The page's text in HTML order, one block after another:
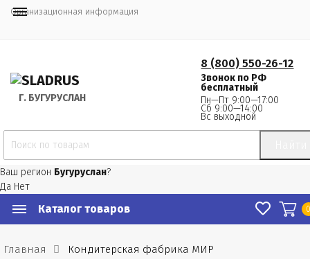
Организационная информация
Г. БУГУРУСЛАН
8 (800) 550-26-12
Звонок по РФ
бесплатный
Пн—Пт 9:00—17:00
Сб 9:00—14:00
Вс выходной
Ваш регион Бугуруслан?
Да Нет
Каталог товаров
Главная Кондитерская фабрика МИР